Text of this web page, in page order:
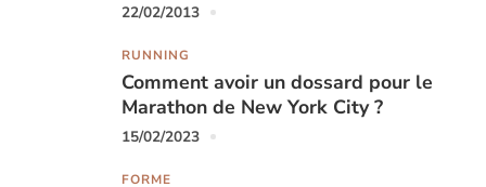
22/02/2013
RUNNING
Comment avoir un dossard pour le
Marathon de New York City ?
15/02/2023
FORME